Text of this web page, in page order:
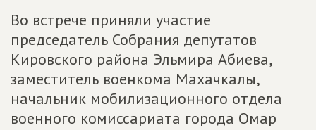
Во встрече приняли участие
председатель Собрания депутатов
Кировского района Эльмира Абиева,
заместитель военкома Махачкалы,
начальник мобилизационного отдела
военного комиссариата города Омар